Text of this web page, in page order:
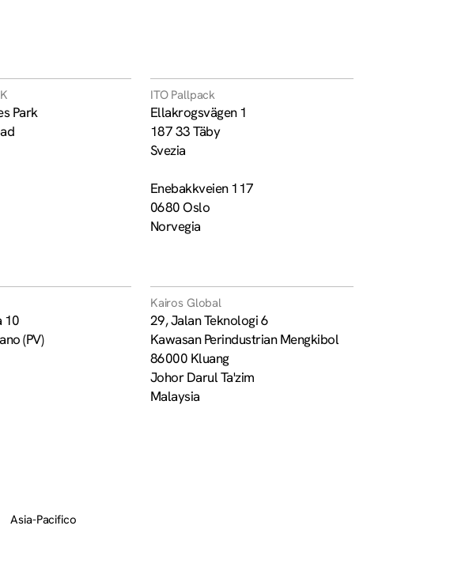
Park
ITO Pallpack
Ellakrogsvägen 1
187 33 Täby
Svezia
Enebakkveien 117
0680 Oslo
Norvegia
10
(PV)
Kairos Global
29, Jalan Teknologi 6
Kawasan Perindustrian Mengkibol
86000 Kluang
Johor Darul Ta'zim
Malaysia
Asia-Pacifico